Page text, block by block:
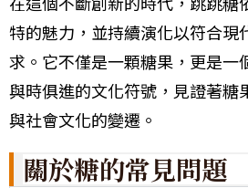
特的魅力，並持續演化以符合現
求。它不僅是一顆糖果，更是一
與時俱進的文化符號，見證著糖
與社會文化的變遷。
關於糖的常見問題